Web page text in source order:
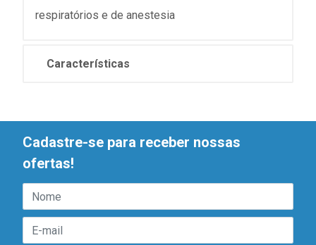
respiratórios e de anestesia
Características
Cadastre-se para receber nossas
ofertas!